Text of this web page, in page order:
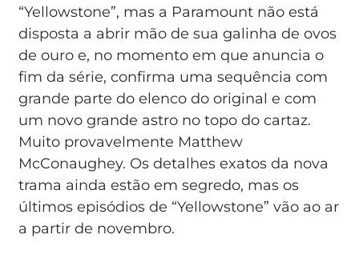
“Yellowstone”, mas a Paramount não está
disposta a abrir mão de sua galinha de ovos
de ouro e, no momento em que anuncia o
fim da série, confirma uma sequência com
grande parte do elenco do original e com
um novo grande astro no topo do cartaz.
Muito provavelmente Matthew
McConaughey. Os detalhes exatos da nova
trama ainda estão em segredo, mas os
últimos episódios de “Yellowstone” vão ao ar
a partir de novembro.